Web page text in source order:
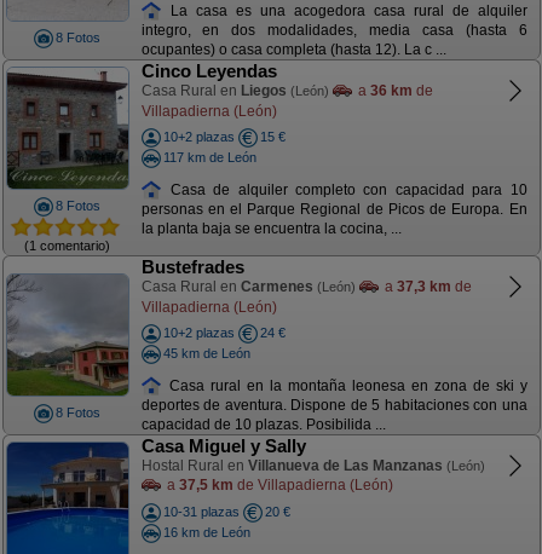
8 Fotos
La casa es una acogedora casa rural de alquiler
integro, en dos modalidades, media casa (hasta 6
ocupantes) o casa completa (hasta 12). La c ...
8 Fotos
(1 comentario)
Cinco Leyendas
Casa Rural en Liegos (León) a 36 km de
Villapadierna (León)
10+2 plazas
15 €
117 km de León
Casa de alquiler completo con capacidad para 10
personas en el Parque Regional de Picos de Europa. En
la planta baja se encuentra la cocina, ...
8 Fotos
Bustefrades
Casa Rural en Carmenes (León) a 37,3 km de
Villapadierna (León)
10+2 plazas
24 €
45 km de León
Casa rural en la montaña leonesa en zona de ski y
deportes de aventura. Dispone de 5 habitaciones con una
capacidad de 10 plazas. Posibilida ...
Casa Miguel y Sally
Hostal Rural en Villanueva de Las Manzanas (León)
a 37,5 km de Villapadierna (León)
10-31 plazas
20 €
16 km de León